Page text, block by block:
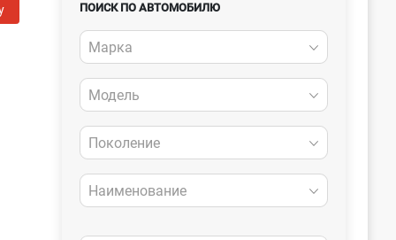
ПОИСК ПО АВТОМОБИЛЮ
Марка
Модель
Поколение
Наименование